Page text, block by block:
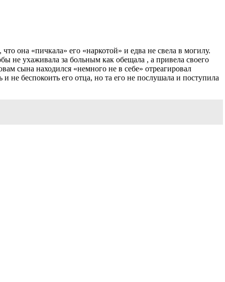
она «пичкала» его «наркотой» и едва не свела в могилу.
не ухаживала за больным как обещала , а привела своего
сына находился «немного не в себе» отреагировал
не беспокоить его отца, но та его не послушала и поступила